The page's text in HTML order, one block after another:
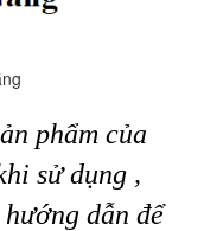
phẩm của
sử dụng ,
dẫn để